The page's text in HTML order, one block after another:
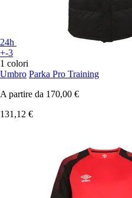
24h
+-3
1 colori
Umbro Parka Pro Training
A partire da 170,00 €
131,12 €